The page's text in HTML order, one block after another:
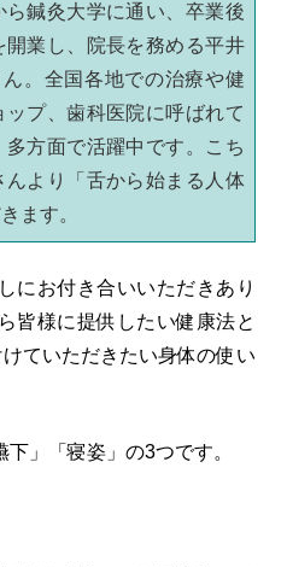
鍼灸大学に通い、卒業後
業し、院長を務める平井
。全国各地での治療や健
プ、歯科医院に呼ばれて
方面で活躍中です。こち
より「舌から始まる人体
ます。
にお付き合いいただきあり
皆様に提供したい健康法と
ていただきたい身体の使い
」「寝姿」の3つです。